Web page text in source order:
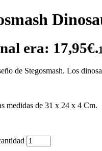
era: 17,95€.
de Stegosmash. Los
medidas de 31 x 24 x 4 Cm.